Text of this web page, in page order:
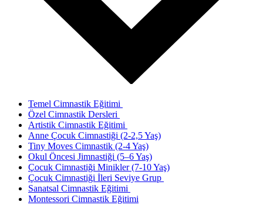
Temel Cimnastik Eğitimi
Özel Cimnastik Dersleri
Artistik Cimnastik Eğitimi
Anne Çocuk Cimnastiği (2-2,5 Yaş)
Tiny Moves Cimnastik (2-4 Yaş)
Okul Öncesi Jimnastiği (5–6 Yaş)
Çocuk Cimnastiği Minikler (7-10 Yaş)
Çocuk Cimnastiği İleri Seviye Grup
Sanatsal Cimnastik Eğitimi
Montessori Cimnastik Eğitimi